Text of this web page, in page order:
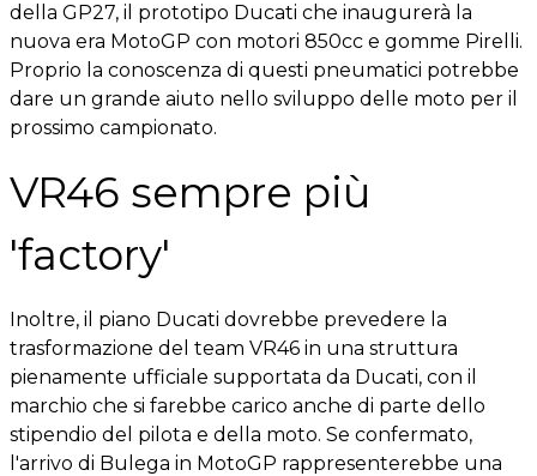
della GP27, il prototipo Ducati che inaugurerà la
nuova era MotoGP con motori 850cc e gomme Pirelli.
Proprio la conoscenza di questi pneumatici potrebbe
dare un grande aiuto nello sviluppo delle moto per il
prossimo campionato.
VR46 sempre più
'factory'
Inoltre, il piano Ducati dovrebbe prevedere la
trasformazione del team VR46 in una struttura
pienamente ufficiale supportata da Ducati, con il
marchio che si farebbe carico anche di parte dello
stipendio del pilota e della moto. Se confermato,
l'arrivo di Bulega in MotoGP rappresenterebbe una